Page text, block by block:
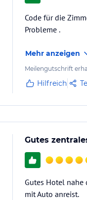
Code für die
Probleme .
Mehr anzeigen
Meilengutschrift
Hilfreich
Gutes
Gutes Hotel nahe
mit Auto anreist.